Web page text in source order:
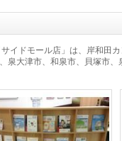
イドモール店」は、岸和田
泉大津市、和泉市、貝塚市